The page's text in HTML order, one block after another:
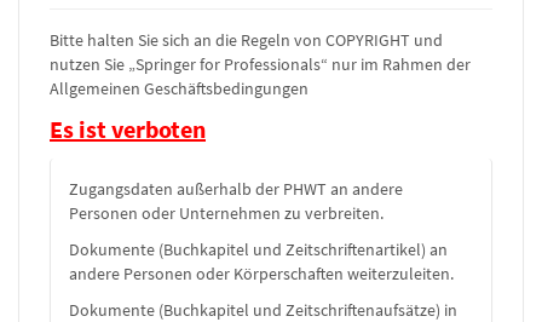
Bitte halten Sie sich an die Regeln von COPYRIGHT und
nutzen Sie „Springer for Professionals“ nur im Rahmen der
Allgemeinen Geschäftsbedingungen
Es ist verboten
Zugangsdaten außerhalb der PHWT an andere
Personen oder Unternehmen zu verbreiten.
Dokumente (Buchkapitel und Zeitschriftenartikel) an
andere Personen oder Körperschaften weiterzuleiten.
Dokumente (Buchkapitel und Zeitschriftenaufsätze) in